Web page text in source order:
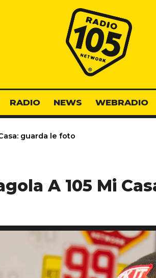
Radio 105
RADIO NEWS WEBRADIO
guarda le foto
A 105 Mi